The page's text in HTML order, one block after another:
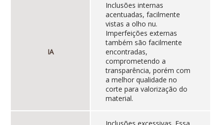
IA
Inclusões internas
acentuadas, facilmente
vistas a olho nu.
Imperfeições externas
também são facilmente
encontradas,
comprometendo a
transparência, porém com
a melhor qualidade no
corte para valorização do
material.